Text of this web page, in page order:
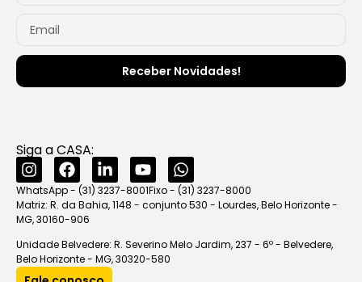
Receber Novidades!
Siga a CASA:
WhatsApp - (31) 3237-8001Fixo - (31) 3237-8000
Matriz: R. da Bahia, 1148 - conjunto 530 - Lourdes, Belo Horizonte -
MG, 30160-906
Unidade Belvedere: R. Severino Melo Jardim, 237 - 6º - Belvedere,
Belo Horizonte - MG, 30320-580